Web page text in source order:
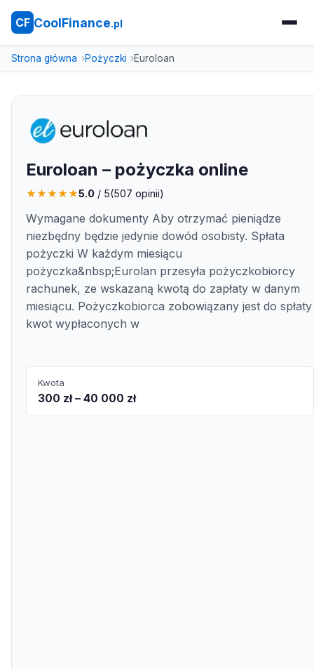
CF CoolFinance.pl
Strona główna Pożyczki Euroloan
Euroloan – pożyczka online
★★★★★5.0 / 5(507 opinii)
Wymagane dokumenty Aby otrzymać pieniądze
niezbędny będzie jedynie dowód osobisty. Spłata
pożyczki W każdym miesiącu
pożyczka&nbsp;Eurolan przesyła pożyczkobiorcy
rachunek, ze wskazaną kwotą do zapłaty w danym
miesiącu. Pożyczkobiorca zobowiązany jest do spłaty
kwot wypłaconych w
Kwota
300 zł – 40 000 zł